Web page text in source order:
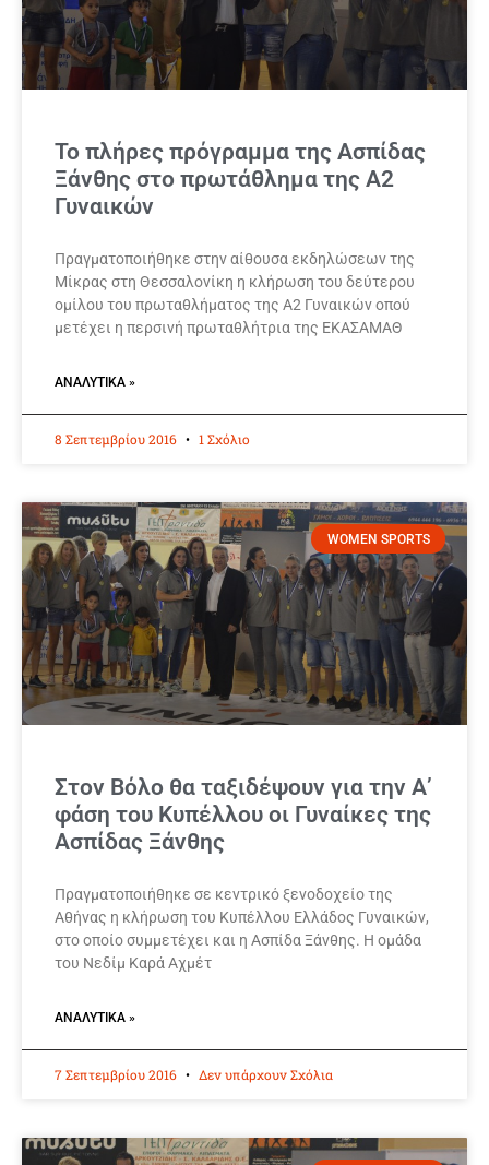
Το πλήρες πρόγραμμα της Ασπίδας
Ξάνθης στο πρωτάθλημα της Α2
Γυναικών
Πραγματοποιήθηκε στην αίθουσα εκδηλώσεων της
Μίκρας στη Θεσσαλονίκη η κλήρωση του δεύτερου
ομίλου του πρωταθλήματος της Α2 Γυναικών οπού
μετέχει η περσινή πρωταθλήτρια της ΕΚΑΣΑΜΑΘ
ΑΝΑΛΥΤΙΚΆ »
8 Σεπτεμβρίου 2016 1 Σχόλιο
WOMEN SPORTS
Στον Βόλο θα ταξιδέψουν για την Α’
φάση του Κυπέλλου οι Γυναίκες της
Ασπίδας Ξάνθης
Πραγματοποιήθηκε σε κεντρικό ξενοδοχείο της
Αθήνας η κλήρωση του Κυπέλλου Ελλάδος Γυναικών,
στο οποίο συμμετέχει και η Ασπίδα Ξάνθης. Η ομάδα
του Νεδίμ Καρά Αχμέτ
ΑΝΑΛΥΤΙΚΆ »
7 Σεπτεμβρίου 2016 Δεν υπάρχουν Σχόλια